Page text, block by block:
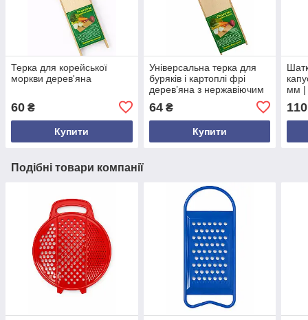
Терка для корейської
моркви дерев'яна
60 ₴
Купити
Універсальна терка для
буряків і картоплі фрі
дерев’яна з нержавіючим
шатківниця українського
виробництва
64₴
Купити
мм |
110
Подібні товари компанії